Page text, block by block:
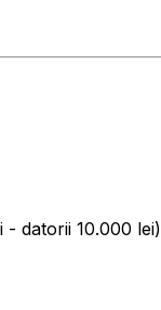
- datorii 10.000 lei)